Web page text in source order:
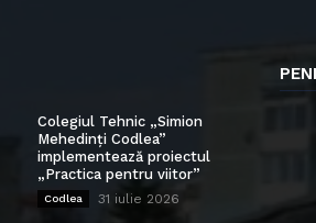
Colegiul Tehnic „Simion
Mehedinți Codlea”
implementează proiectul
„Practica pentru viitor”
Codlea 31 iulie 2026